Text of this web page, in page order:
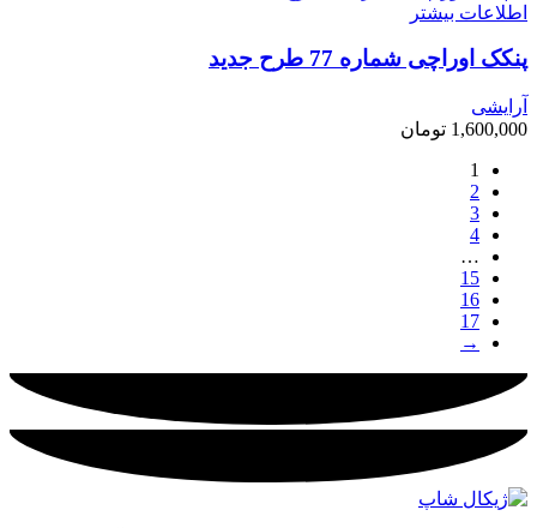
اطلاعات بیشتر
پنکک اوراچی شماره 77 طرح جدید
آرایشی
1,600,000 تومان
1
2
3
4
…
15
16
17
→